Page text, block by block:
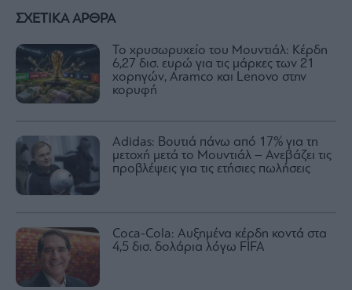
ΣΧΕΤΙΚΑ ΑΡΘΡΑ
Το χρυσωρυχείο του Μουντιάλ: Κέρδη
6,27 δισ. ευρώ για τις μάρκες των 21
χορηγών, Aramco και Lenovo στην
κορυφή
Adidas: Βουτιά πάνω από 17% για τη
μετοχή μετά το Μουντιάλ – Ανεβάζει τις
προβλέψεις για τις ετήσιες πωλήσεις
Coca-Cola: Αυξημένα κέρδη κοντά στα
4,5 δισ. δολάρια λόγω FIFA